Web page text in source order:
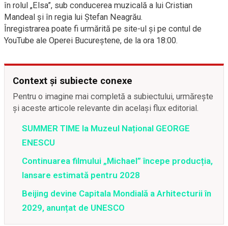
în rolul „Elsa”, sub conducerea muzicală a lui Cristian
Mandeal și în regia lui Ștefan Neagrău.
Înregistrarea poate fi urmărită pe site-ul și pe contul de
YouTube ale Operei Bucureștene, de la ora 18:00.
Context și subiecte conexe
Pentru o imagine mai completă a subiectului, urmărește
și aceste articole relevante din același flux editorial.
SUMMER TIME la Muzeul Național GEORGE
ENESCU
Continuarea filmului „Michael” începe producția,
lansare estimată pentru 2028
Beijing devine Capitala Mondială a Arhitecturii în
2029, anunțat de UNESCO